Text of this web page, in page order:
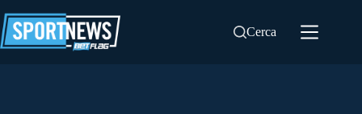
al
contenuto
Cerca